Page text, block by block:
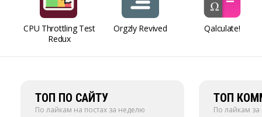
CPU Throttling Test
Redux
Orgzly Revived Qalculate!
ТОП ПО САЙТУ
По лайкам на постах за неделю
ТОП
По лайкам